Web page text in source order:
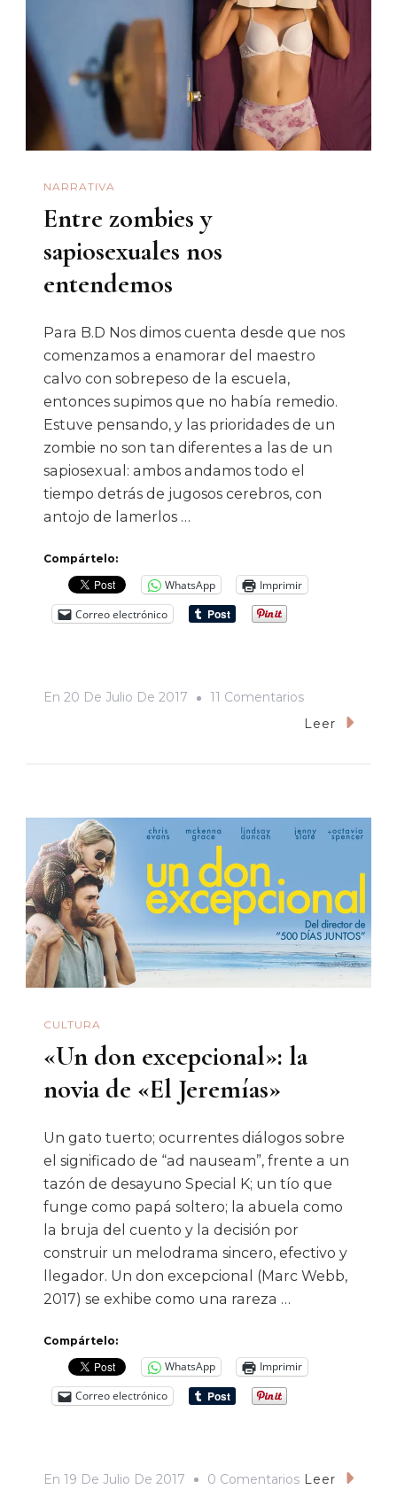
Tocó
NARRATIVA
Entre zombies y
sapiosexuales nos
entendemos
Para B.D Nos dimos cuenta desde que nos
comenzamos a enamorar del maestro
calvo con sobrepeso de la escuela,
entonces supimos que no había remedio.
Estuve pensando, y las prioridades de un
zombie no son tan diferentes a las de un
sapiosexual: ambos andamos todo el
tiempo detrás de jugosos cerebros, con
antojo de lamerlos …
Compártelo:
WhatsApp
Imprimir
Correo electrónico
En 20 De Julio De 2017 11 ComentariosEn
Entre
Leer
CULTURA
«Un don excepcional»: la
novia de «El Jeremías»
Un gato tuerto; ocurrentes diálogos sobre
el significado de “ad nauseam”, frente a un
tazón de desayuno Special K; un tío que
funge como papá soltero; la abuela como
la bruja del cuento y la decisión por
construir un melodrama sincero, efectivo y
llegador. Un don excepcional (Marc Webb,
2017) se exhibe como una rareza …
Compártelo:
WhatsApp
Imprimir
Correo electrónico
En 19 De Julio De 2017 0 ComentariosEnLeer